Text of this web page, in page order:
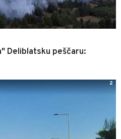
Deliblatsku peščaru:
2